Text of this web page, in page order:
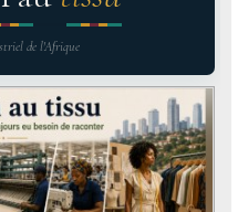
de l'Afrique